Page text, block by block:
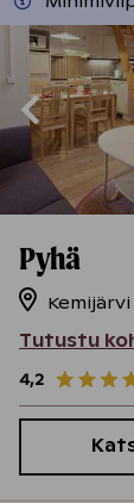
Pyhä
Kemijärvi
Tutustu
4,2